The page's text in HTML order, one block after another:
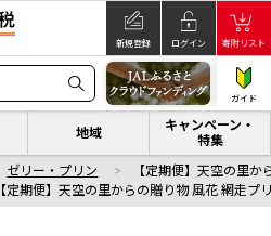
新規登録 ログイン 寄附リスト
ガイド
地域
キャンペーン・
特集
ゼリー・プリン
【定期便】天空の里
【定期便】天空の里からの贈り物 風花 網走プ